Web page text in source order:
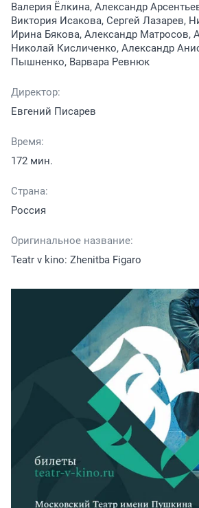
Валерия Ёлкина, Александр
Виктория Исакова, Сергей Лазарев,
Ирина Бякова, Александр Матросов,
Николай Кисличенко, Александр
Пышненко, Варвара Ревнюк
Директор:
Евгений Писарев
Время:
172 мин.
Страна:
Россия
Оригинальное название:
Teatr v kino: Zhenitba Figaro